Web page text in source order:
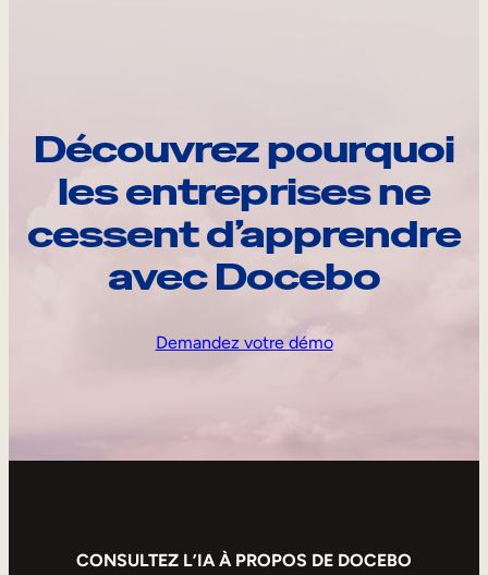
Découvrez pourquoi
les entreprises ne
cessent d’apprendre
avec Docebo
Demandez votre démo
CONSULTEZ L’IA À PROPOS DE DOCEBO